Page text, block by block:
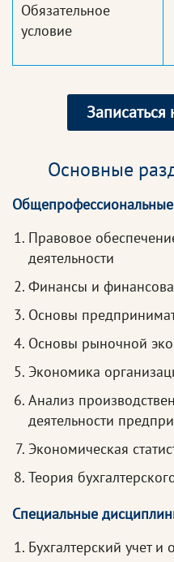
Обязательное
условие
Основные
Правовое
деятельности
Финансы и
Основы
Основы рыночной
Экономика
Анализ
деятельности
Экономическая
Теория
Специальные
Бухгалтерский учет и